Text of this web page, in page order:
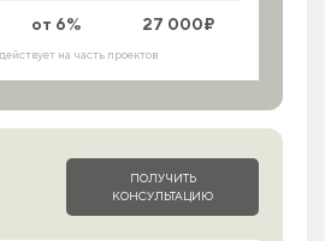
от 6% 27 000₽
на часть проектов
ПОЛУЧИТЬ
КОНСУЛЬТАЦИЮ